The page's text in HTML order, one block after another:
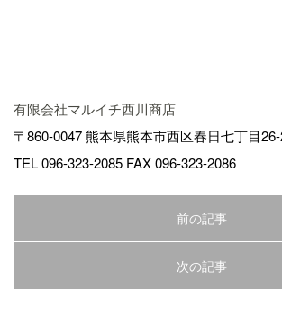
有限会社マルイチ西川商店
〒860-0047 熊本県熊本市西区春日七丁目
TEL 096-323-2085 FAX 096-323-2086
前の記事
次の記事